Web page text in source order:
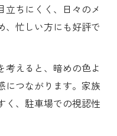
立ちにくく、日々のメ
、忙しい方にも好評で
考えると、暗めの色よ
につながります。家族
く、駐車場での視認性